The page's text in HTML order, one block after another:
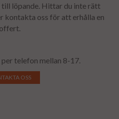
löpande. Hittar du inte rätt
kontakta oss för att erhålla en
offert.
telefon mellan 8-17.
OSS